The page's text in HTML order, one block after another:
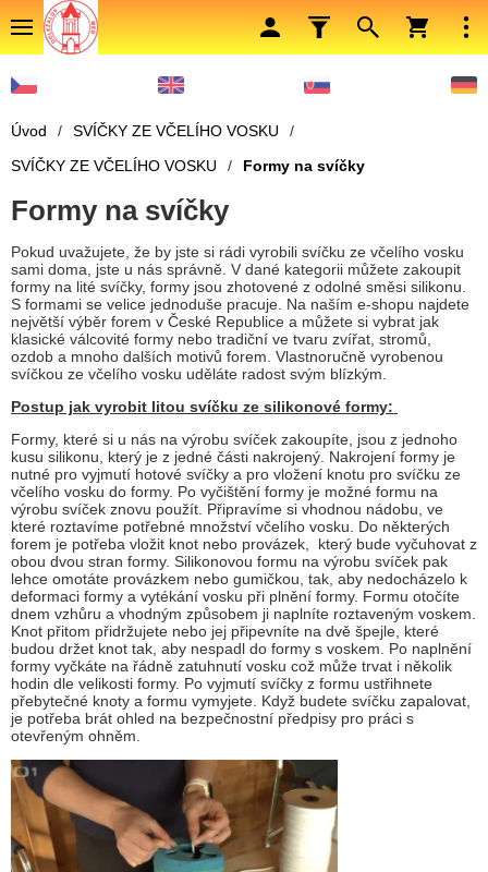
Úvod / SVÍČKY ZE VČELÍHO VOSKU
/
SVÍČKY ZE VČELÍHO VOSKU
/ Formy na svíčky
Formy na svíčky
Pokud uvažujete, že by jste si rádi vyrobili svíčku ze včelího vosku
sami doma, jste u nás správně. V dané kategorii můžete zakoupit
formy na lité svíčky, formy jsou zhotovené z odolné směsi silikonu.
S formami se velice jednoduše pracuje. Na naším e-shopu najdete
největší výběr forem v České Republice a můžete si vybrat jak
klasické válcovité formy nebo tradiční ve tvaru zvířat, stromů,
ozdob a mnoho dalších motivů forem. Vlastnoručně vyrobenou
svíčkou ze včelího vosku uděláte radost svým blízkým.
Postup jak vyrobit litou svíčku ze silikonové formy:
Formy, které si u nás na výrobu svíček zakoupíte, jsou z jednoho
kusu silikonu, který je z jedné části nakrojený. Nakrojení formy je
nutné pro vyjmutí hotové svíčky a pro vložení knotu pro svíčku ze
včelího vosku do formy. Po vyčištění formy je možné formu na
výrobu svíček znovu použít. Připravíme si vhodnou nádobu, ve
které roztavíme potřebné množství včelího vosku. Do některých
forem je potřeba vložit knot nebo provázek, který bude vyčuhovat z
obou dvou stran formy. Silikonovou formu na výrobu svíček pak
lehce omotáte provázkem nebo gumičkou, tak, aby nedocházelo k
deformaci formy a vytékání vosku při plnění formy. Formu otočíte
dnem vzhůru a vhodným způsobem ji naplníte roztaveným voskem.
Knot přitom přidržujete nebo jej připevníte na dvě špejle, které
budou držet knot tak, aby nespadl do formy s voskem. Po naplnění
formy vyčkáte na řádně zatuhnutí vosku což může trvat i několik
hodin dle velikosti formy. Po vyjmutí svíčky z formu ustřihnete
přebytečné knoty a formu vymyjete. Když budete svíčku zapalovat,
je potřeba brát ohled na bezpečnostní předpisy pro práci s
otevřeným ohněm.